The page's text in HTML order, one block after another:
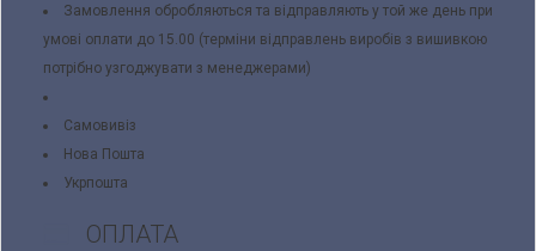
Замовлення обробляються та відправляють у той же день при
умові оплати до 15.00 (терміни відправлень виробів з вишивкою
потрібно узгоджувати з менеджерами)
Самовивіз
Нова Пошта
Укрпошта
ОПЛАТА